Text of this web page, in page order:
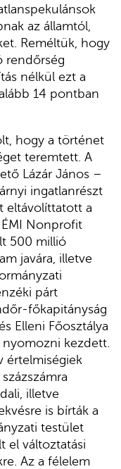
az államtól,
Reméltük, hogy
rendőrség
nélkül ezt a
14 pontban
hogy a történet
teremtett. A
Lázár János –
ingatlanrészt
eltávolíttatott a
Nonprofit
500 millió
javára, illetve
párt
főkapitányság
Elleni Főosztálya
kezdett.
értelmiségiek
illetve
is bírták a
testület
el változtatási
Az a félelem